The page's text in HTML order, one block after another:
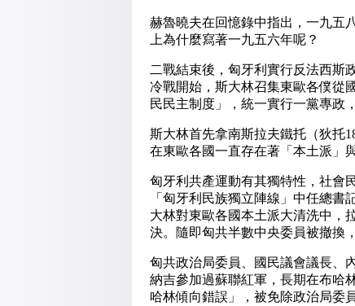
赫魯曉夫在回憶錄中指出，一九五
上為什麼寫著一九五六年呢？
二戰結束後，匈牙利實行反法西斯
冷戰開始，斯大林召集東歐各僕從
民民主制度」，統一實行一黨專政
斯大林首先拿南斯拉夫鐵托（狄托
在東歐各國一直存在著「本土派」
匈牙利共產運動有其獨特性，社會
「匈牙利民族獨立陣線」中任總
大林對東歐各國本土派大清洗中，
決。隨即匈共半數中央委員被撤換
匈共政治局委員、國民議會議長、
納吉參加過蘇聯紅軍，長期在布哈
哈林傾向錯誤」，被免除政治局委